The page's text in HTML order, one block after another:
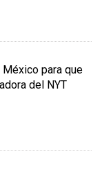
México para que
del NYT